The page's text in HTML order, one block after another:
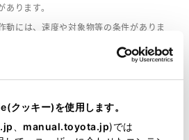
クッキー)を使用します。
manual.toyota.jp)では
ります。
には、速度や対象物等の条件がありま
タッフにおたずねください。